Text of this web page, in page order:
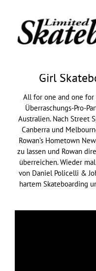
Girl
All for one and one for
Überraschungs-Pro-
Australien. Nach Street
Canberra und
Rowan’s Hometown
zu lassen und Rowan
überreichen. Wieder
von Daniel Policelli &
hartem Skateboarding